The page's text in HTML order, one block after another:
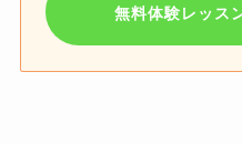
無料体験レッス